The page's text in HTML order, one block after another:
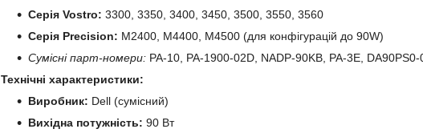
Серія Vostro: 3300, 3350, 3400, 3450, 3500, 3550, 3560
Серія Precision: M2400, M4400, M4500 (для конфігурацій до 90W)
Сумісні парт-номери: PA-10, PA-1900-02D, NADP-90KB, PA-3E, DA90PS0-
Технічні характеристики:
Виробник: Dell (сумісний)
Вихідна потужність: 90 Вт